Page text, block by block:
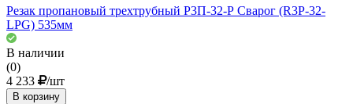
Резак пропановый трехтрубный Р3П-32-Р Сварог (R3P-32-
LPG) 535мм
В наличии
(0)
4 233
/шт
В корзину